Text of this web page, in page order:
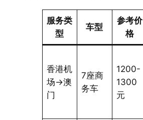
服务类
型
车型
参考价
格
香港机
场→澳
门
7座商
务车
1200-
1300
元